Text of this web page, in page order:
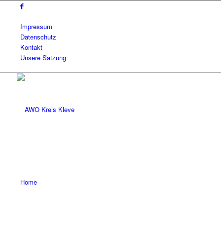
Impressum
Datenschutz
Kontakt
Unsere Satzung
Home